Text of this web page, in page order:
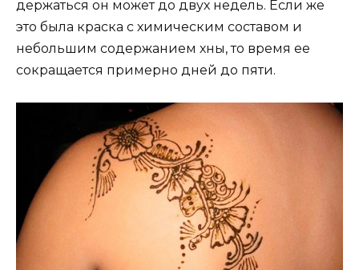
держаться он может до двух недель. Если же
это была краска с химическим составом и
небольшим содержанием хны, то время ее
сокращается примерно дней до пяти.